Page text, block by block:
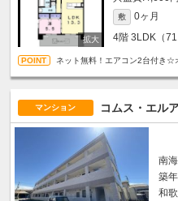
敷 0ヶ月
4階 3LDK（
ネット無料！エアコン2台付き☆
マンション コムス・エル
南
築
和